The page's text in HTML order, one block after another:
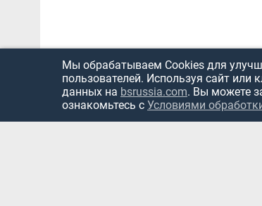
Мы обрабатываем Cookies для
пользователей. Используя сайт или
данных на bsrussia.com. Вы можете
ознакомьтесь с Условиями